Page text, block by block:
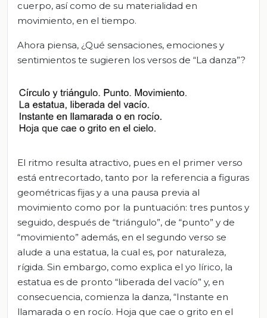
cuerpo, así como de su materialidad en
movimiento, en el tiempo.
Ahora piensa, ¿Qué sensaciones, emociones y
sentimientos te sugieren los versos de “La danza”?
El ritmo resulta atractivo, pues en el primer verso
está entrecortado, tanto por la referencia a figuras
geométricas fijas y a una pausa previa al
movimiento como por la puntuación: tres puntos y
seguido, después de “triángulo”, de “punto” y de
“movimiento” además, en el segundo verso se
alude a una estatua, la cual es, por naturaleza,
rígida. Sin embargo, como explica el yo lírico, la
estatua es de pronto “liberada del vacío” y, en
consecuencia, comienza la danza, “Instante en
llamarada o en rocío. Hoja que cae o grito en el